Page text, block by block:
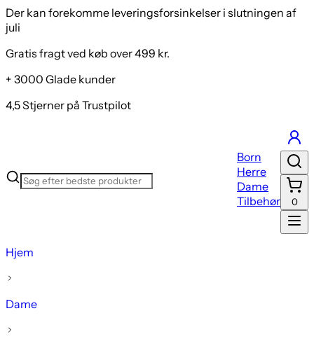
Der kan forekomme leveringsforsinkelser i slutningen af
juli
Gratis fragt ved køb over 499 kr.
+ 3000 Glade kunder
4,5 Stjerner på Trustpilot
Born
Herre
Dame
Tilbehør
0
Hjem
Dame